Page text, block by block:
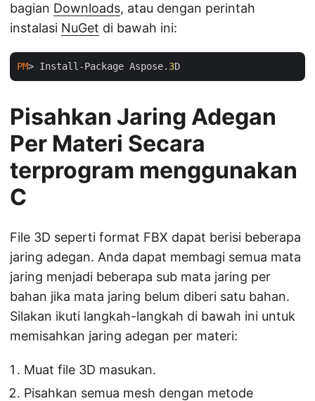
bagian Downloads, atau dengan perintah
instalasi NuGet di bawah ini:
PM> Install-Package Aspose. 3
Pisahkan Jaring Adegan
Per Materi Secara
terprogram menggunakan
C
File 3D seperti format FBX dapat berisi beberapa
jaring adegan. Anda dapat membagi semua mata
jaring menjadi beberapa sub mata jaring per
bahan jika mata jaring belum diberi satu bahan.
Silakan ikuti langkah-langkah di bawah ini untuk
memisahkan jaring adegan per materi:
Muat file 3D masukan.
Pisahkan semua mesh dengan metode